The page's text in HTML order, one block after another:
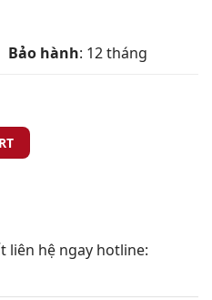
Bảo hành: 12 tháng
liên hệ ngay hotline: